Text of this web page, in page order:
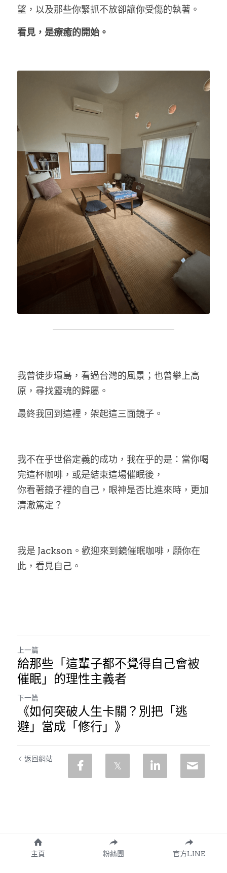
望，以及那些你緊抓不放卻讓你受傷的執著。
看見，是療癒的開始。
我曾徒步環島，看過台灣的風景；也曾攀上高
原，尋找靈魂的歸屬。
最終我回到這裡，架起這三面鏡子。
我不在乎世俗定義的成功，我在乎的是：當你喝
完這杯咖啡，或是結束這場催眠後，
你看著鏡子裡的自己，眼神是否比進來時，更加
清澈篤定？
我是 Jackson。歡迎來到鏡催眠咖啡，願你在
此，看見自己。
上一篇
給那些「這輩子都不覺得自己會被
催眠」的理性主義者
下一篇
《如何突破人生卡關？別把「逃
避」當成「修行」》
返回網站
主頁 粉絲團 官方LINE